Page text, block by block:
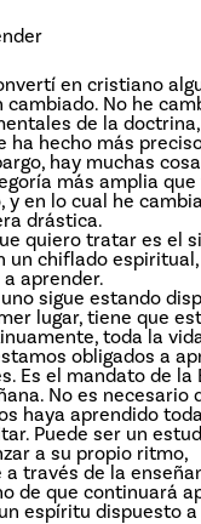
en cristiano
cambiado. No he
de la
ha hecho más
hay muchas
más amplia
y en lo cual he
drástica.
quiero tratar es el
un chiflado
aprender.
sigue estando
lugar, tiene que
toda la
obligados a
Es el mandato de la
No es necesario
haya aprendido
Puede ser un
a su propio ritmo,
través de la
de que continuará
espíritu dispuesto a